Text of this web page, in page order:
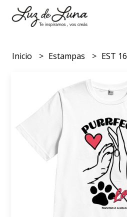
Inicio Estampas EST 16